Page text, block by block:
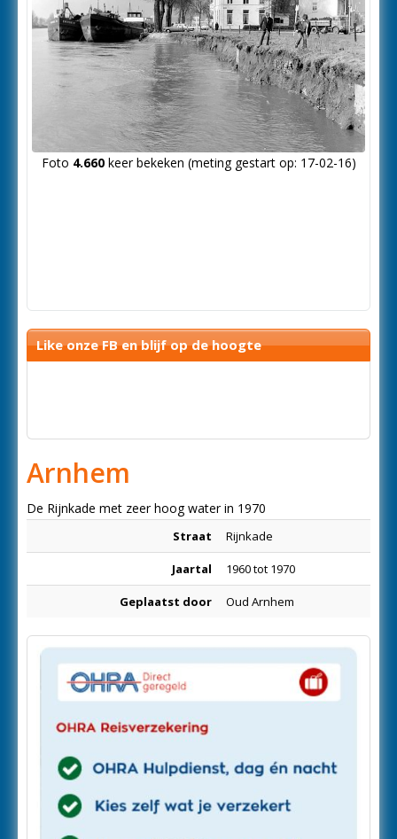
Foto 4.660keer bekeken (meting gestart op: 17-02-16)
Like onze FB en blijf op de hoogte
Arnhem
De Rijnkade met zeer hoog water in 1970
Straat Rijnkade
Jaartal 1960 tot 1970
Geplaatst door Oud Arnhem